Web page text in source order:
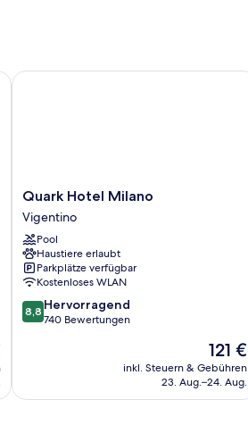
Quark
Hotel
Milano
Vigentino
Quark Hotel Milano
Vigentino
Pool
Haustiere erlaubt
Parkplätze verfügbar
Kostenloses WLAN
8.8
von
8,8 Hervorragend
740 Bewertungen
Der
Preis
beträgt
121 €
inkl. Steuern & Gebühren
23. Aug.–24. Aug.
Quark Hotel Milano